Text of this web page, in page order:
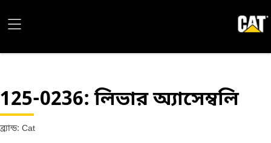
125-0236: লিভার অ্যাসেম্বলি
ব্র্যান্ড: Cat